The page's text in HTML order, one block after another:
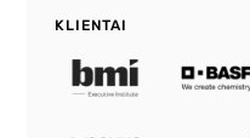
KLIENTAI